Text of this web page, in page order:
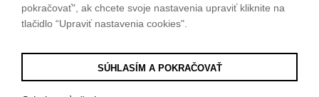
šperkov od roku 1994.
Pozrite sa na naše ďaľšie web stránky.
pokračovať", ak chcete svoje nastavenia upraviť kliknite na
tlačidlo “Upraviť nastavenia cookies".
SÚHLASÍM A POKRAČOVAŤ